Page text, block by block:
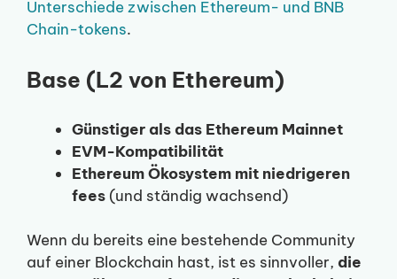
Unterschiede zwischen Ethereum- und BNB
Chain-tokens.
Base (L2 von Ethereum)
Günstiger als das Ethereum Mainnet
EVM-Kompatibilität
Ethereum Ökosystem mit niedrigeren
fees (und ständig wachsend)
Wenn du bereits eine bestehende Community
auf einer Blockchain hast, ist es sinnvoller, die